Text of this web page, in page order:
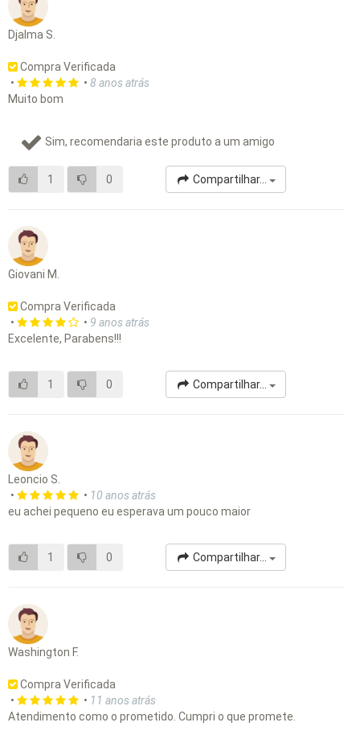
Djalma S.
Compra Verificada
•
• 8 anos atrás
Muito bom
Sim, recomendaria este produto a um amigo
1 0 Compartilhar...
Giovani M.
Compra Verificada
•
• 9 anos atrás
Excelente, Parabens!!!
1 0 Compartilhar...
Leoncio S.
•
• 10 anos atrás
eu achei pequeno eu esperava um pouco maior
1 0 Compartilhar...
Washington F.
Compra Verificada
•
• 11 anos atrás
Atendimento como o prometido. Cumpri o que promete.